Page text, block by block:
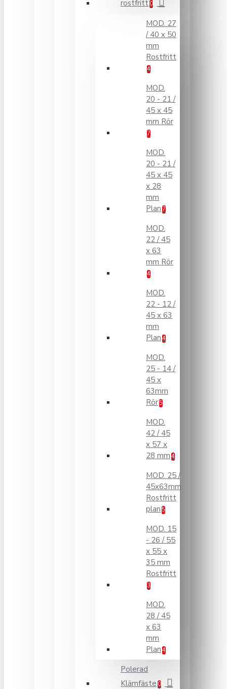
rostfritt 0
MOD. 27
/ 40 x 50
mm
Rostfritt
4
MOD.
20 - 21 /
45 x 45
mm Rör
7
MOD.
20 - 21 /
45 x 45
x 28
mm
Plan 7
MOD.
22 / 45
x 63
mm Rör
4
MOD.
22 - 12 /
45 x 63
mm
Plan 4
MOD.
25 - 14 /
45 x
63mm
Rör 5
MOD.
42 / 45
x 57 x
28 mm 4
MOD. 25 /
45x63mm
Rostfritt
plan 5
MOD. 15
- 26 / 55
x 55 x
35 mm
Rostfritt
3
MOD.
28 / 45
x 63
mm
Plan 4
Polerad
Klämfäste 0